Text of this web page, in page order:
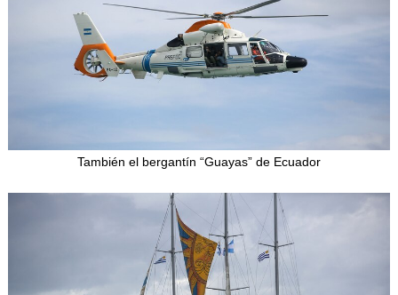
También el bergantín “Guayas” de Ecuador